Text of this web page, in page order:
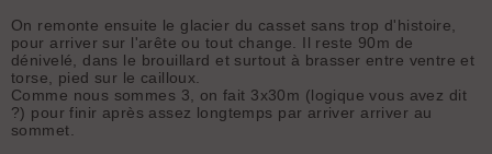
On remonte ensuite le glacier du casset sans trop d'histoire,
pour arriver sur l'arête ou tout change. Il reste 90m de
dénivelé, dans le brouillard et surtout à brasser entre ventre et
torse, pied sur le cailloux.
Comme nous sommes 3, on fait 3x30m (logique vous avez dit
?) pour finir après assez longtemps par arriver arriver au
sommet.